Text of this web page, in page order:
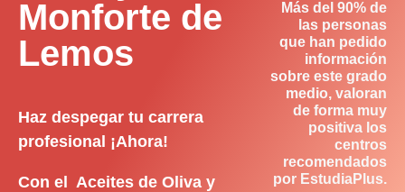
Monforte de
Lemos
Haz despegar tu carrera
profesional ¡Ahora!
Con el Aceites de Oliva y
Más del 90% de
las personas
que han pedido
información
sobre este grado
medio, valoran
de forma muy
positiva los
centros
recomendados
por EstudiaPlus.